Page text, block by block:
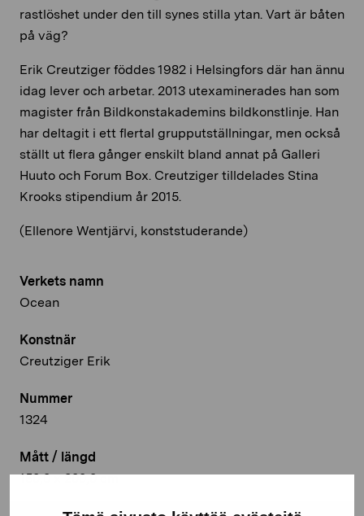
Verkets namn
Ocean
Konstnär
Creutziger Erik
Nummer
1324
Mått / längd
150,0 x 200,0 cm
rastlöshet under den till synes stilla ytan. Vart är båten
på väg?
Erik Creutziger föddes 1982 i Helsingfors där han ännu
idag lever och arbetar. 2013 utexaminerades han som
magister från Bildkonstakademins bildkonstlinje. Han
har deltagit i ett flertal grupputställningar, men också
ställt ut flera gånger enskilt bland annat på Galleri
Huuto och Forum Box. Creutziger tilldelades Stina
Krooks stipendium år 2015.
(Ellenore Wentjärvi, konststuderande)